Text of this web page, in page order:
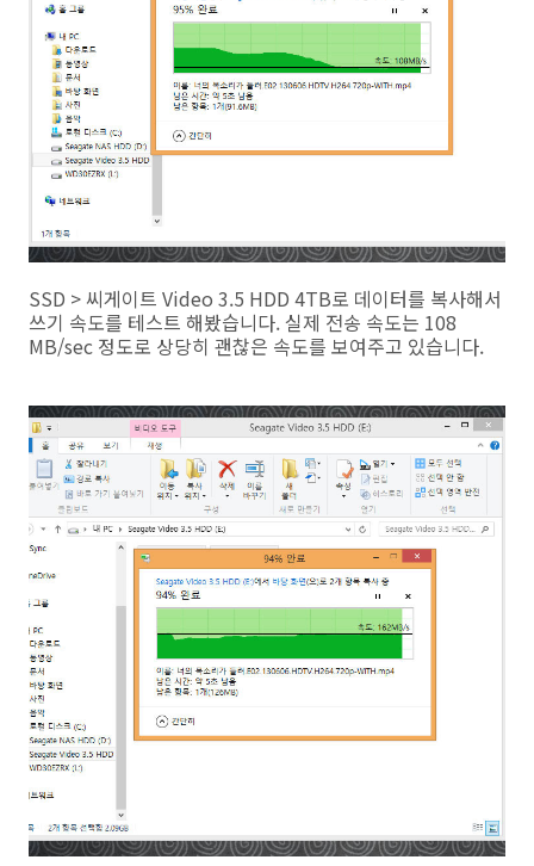
SSD > 씨게이트 Video 3.5 HDD 4TB로 데이터를 복사해서
쓰기 속도를 테스트 해봤습니다. 실제 전송 속도는 108
MB/sec 정도로 상당히 괜찮은 속도를 보여주고 있습니다.